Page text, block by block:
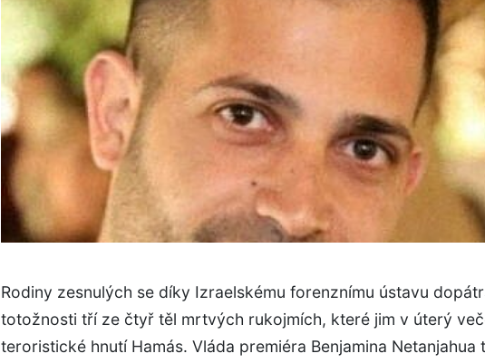
Rodiny zesnulých se díky Izraelskému forenznímu ústavu
totožnosti tří ze čtyř těl mrtvých rukojmích, které jim v úterý
teroristické hnutí Hamás. Vláda premiéra Benjamina Netanjahua